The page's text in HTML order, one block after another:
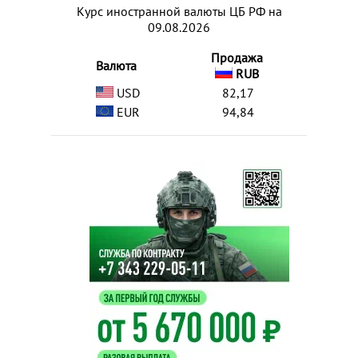
Курс иностранной валюты ЦБ РФ на
09.08.2026
Валюта
Продажа
RUB
USD
82,17
EUR
94,84